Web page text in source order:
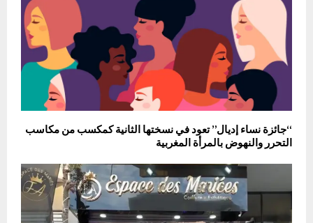
“جائزة نساء إديال” تعود في نسختها الثانية كمكسب من مكاسب
التحرر والنهوض بالمرأة المغربية